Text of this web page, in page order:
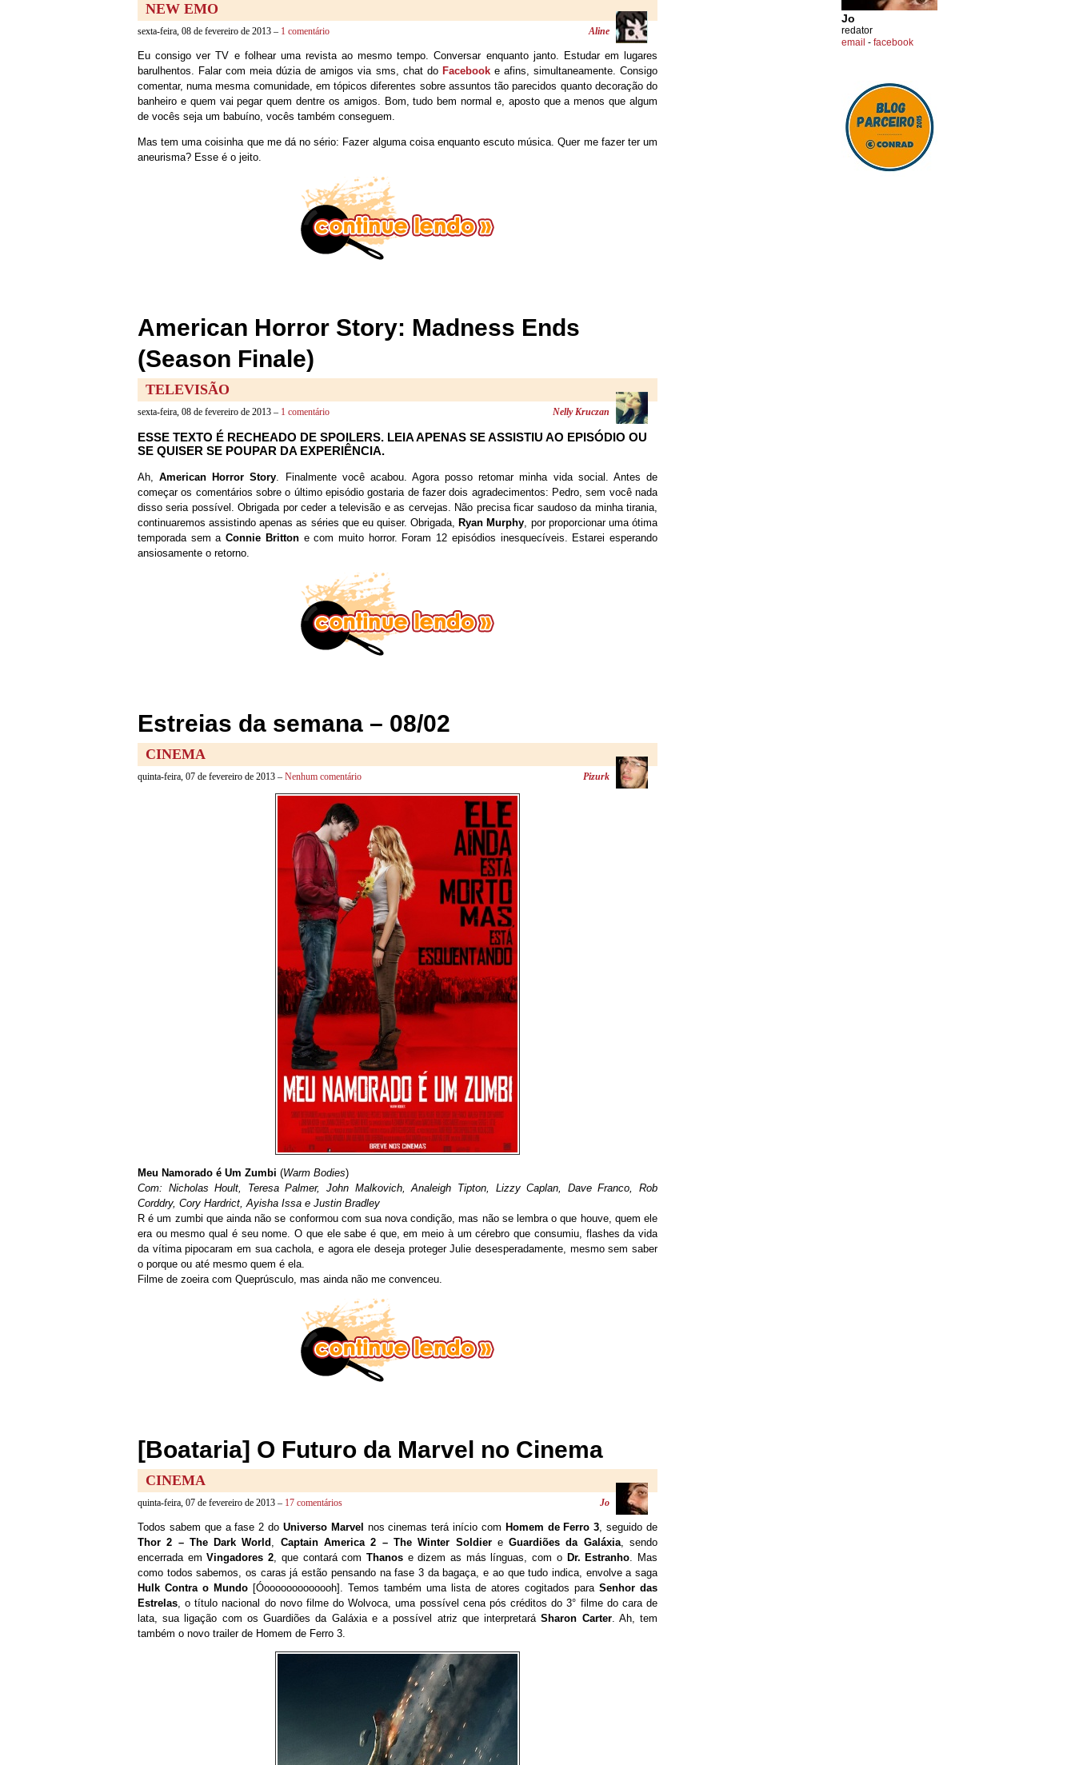
NEW EMO
sexta-feira, 08 de fevereiro de 2013 – 1 comentário Aline
Eu consigo ver TV e folhear uma revista ao mesmo tempo. Conversar enquanto janto. Estudar em lugares
barulhentos. Falar com meia dúzia de amigos via sms, chat do Facebooke afins, simultaneamente. Consigo
comentar, numa mesma comunidade, em tópicos diferentes sobre assuntos tão parecidos quanto decoração do
banheiro e quem vai pegar quem dentre os amigos. Bom, tudo bem normal e, aposto que a menos que algum
de vocês seja um babuíno, vocês também conseguem.
Mas tem uma coisinha que me dá no sério: Fazer alguma coisa enquanto escuto música. Quer me fazer ter um
aneurisma? Esse é o jeito.
American Horror Story: Madness Ends
(Season Finale)
TELEVISÃO
sexta-feira, 08 de fevereiro de 2013 – 1 comentário Nelly Kruczan
ESSE TEXTO É RECHEADO DE SPOILERS. LEIA APENAS SE ASSISTIU AO EPISÓDIO OU
SE QUISER SE POUPAR DA EXPERIÊNCIA.
Ah,American Horror Story. Finalmente você acabou. Agora posso retomar minha vida social. Antes de
começar os comentários sobre o último episódio gostaria de fazer dois agradecimentos: Pedro, sem você nada
disso seria possível. Obrigada por ceder a televisão e as cervejas. Não precisa ficar saudoso da minha tirania,
continuaremos assistindo apenas as séries que eu quiser. Obrigada, Ryan Murphy, por proporcionar uma ótima
temporada sem aConnie Brittone com muito horror. Foram 12 episódios inesquecíveis. Estarei esperando
ansiosamente o retorno.
Estreias da semana – 08/02
CINEMA
quinta-feira, 07 de fevereiro de 2013 – Nenhum comentário Pizurk
Meu Namorado é Um Zumbi (Warm Bodies)
Com: Nicholas Hoult, Teresa Palmer, John Malkovich, Analeigh Tipton, Lizzy Caplan, Dave Franco, Rob
Corddry, Cory Hardrict, Ayisha Issa e Justin Bradley
R é um zumbi que ainda não se conformou com sua nova condição, mas não se lembra o que houve, quem ele
era ou mesmo qual é seu nome. O que ele sabe é que, em meio à um cérebro que consumiu, flashes da vida
da vítima pipocaram em sua cachola, e agora ele deseja proteger Julie desesperadamente, mesmo sem saber
o porque ou até mesmo quem é ela.
Filme de zoeira com Queprúsculo, mas ainda não me convenceu.
[Boataria] O Futuro da Marvel no Cinema
CINEMA
quinta-feira, 07 de fevereiro de 2013 – 17 comentários Jo
Todos sabem que a fase 2 do Universo Marvel nos cinemas terá início com Homem de Ferro 3, seguido de
Thor 2 – The Dark World , Captain America 2 – The Winter SoldiereGuardiões da Galáxia, sendo
encerrada emVingadores 2, que contará com Thanose dizem as más línguas, com o Dr. Estranho. Mas
como todos sabemos, os caras já estão pensando na fase 3 da bagaça, e ao que tudo indica, envolve a saga
Hulk Contra o Mundo [Óooooooooooooh]. Temos também uma lista de atores cogitados para Senhor das
Estrelas, o título nacional do novo filme do Wolvoca, uma possível cena pós créditos do 3° filme do cara de
lata, sua ligação com os Guardiões da Galáxia e a possível atriz que interpretaráSharon Carter. Ah, tem
também o novo trailer de Homem de Ferro 3.
Jo
redator
email - facebook